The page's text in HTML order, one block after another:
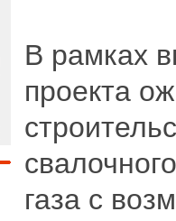
В рамках
проекта
газа с